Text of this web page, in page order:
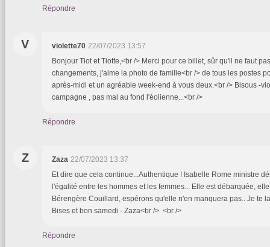
Répondre
V violette70 22/07/2023 13:57
Bonjour Tiot et Tiotte,<br /> Merci pour ce billet, sûr qu'il ne faut
changements, j'aime la photo de famille<br /> de tous les postes
après-midi et un agréable week-end à vous deux.<br /> Bisous -
campagne , pas mal au fond l'éolienne...<br />
Répondre
Z Zaza 22/07/2023 13:37
Et dire que cela continue...Authentique ! Isabelle Rome ministre
l'égalité entre les hommes et les femmes... Elle est débarquée,
Bérengère Couillard, espérons qu'elle n'en manquera pas.. Je te
Bises et bon samedi - Zaza<br /> <br />
Répondre